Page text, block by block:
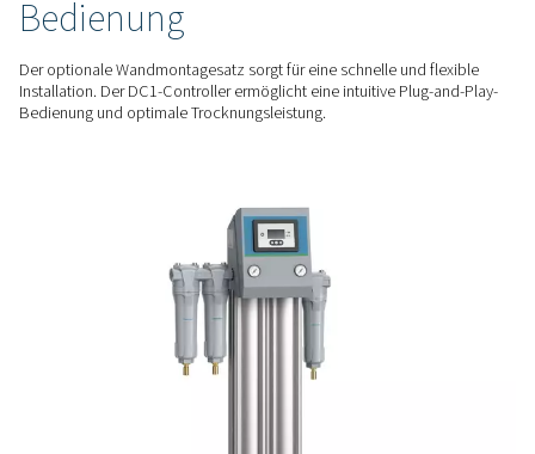
ZUVERLÄSSIGE LEISTUNG
Gleichmäßige Trocknung,
Der PH 22–43 bietet einen stabilen Niederdrucktaupunkt.
hochwertiges Trockenmittel ist für eine Lebensdauer von
Betriebsstunden oder 5 Jahren ausgelegt.
LEICHT ZU HANDHABEN